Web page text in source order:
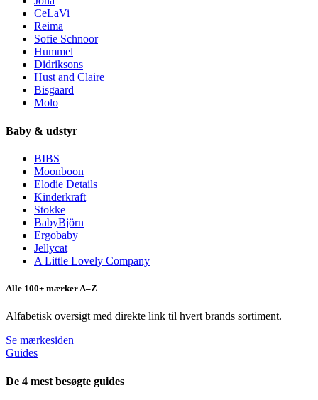
CeLaVi
Reima
Sofie Schnoor
Hummel
Didriksons
Hust and Claire
Bisgaard
Molo
Baby & udstyr
BIBS
Moonboon
Elodie Details
Kinderkraft
Stokke
BabyBjörn
Ergobaby
Jellycat
A Little Lovely Company
Alle 100+ mærker A–Z
Alfabetisk oversigt med direkte link til hvert brands sortiment.
Se mærkesiden
Guides
De 4 mest besøgte guides